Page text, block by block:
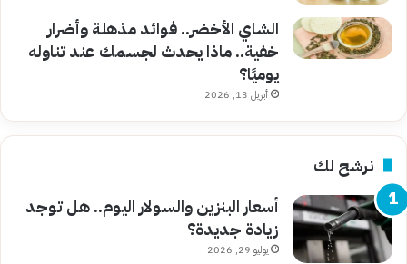
الشاي الأخضر.. فوائد مذهلة وأضرار
خفية.. ماذا يحدث لجسمك عند تناوله
يوميًا؟
أبريل 13, 2026
نرشح لك
أسعار البنزين والسولار اليوم.. هل توجد
زيادة جديدة؟
يوليو 29, 2026